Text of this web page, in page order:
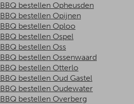
BBQ bestellen Opheusden
BBQ bestellen Opijnen
BBQ bestellen Oploo
BBQ bestellen Ospel
BBQ bestellen Oss
BBQ bestellen Ossenwaard
BBQ bestellen Otterlo
BBQ bestellen Oud Gastel
BBQ bestellen Oudewater
BBQ bestellen Overberg